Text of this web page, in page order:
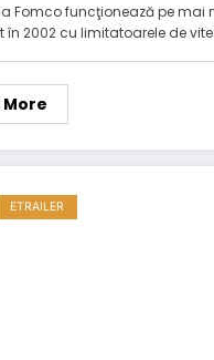
Fomco funcţionează pe mai
în 2002 cu limitatoarele de
More
ETRAILER